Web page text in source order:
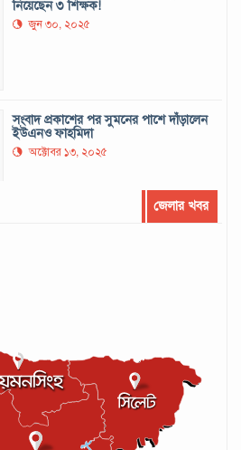
নিয়েছেন ৩ শিক্ষক!
জুন ৩০, ২০২৫
সংবাদ প্রকাশের পর সুমনের পাশে দাঁড়ালেন
ইউএনও ফাহমিদা
অক্টোবর ১৩, ২০২৫
লঙ্কান কোচকে ২০ বছরের জন্য নিষিদ্ধ ঘোষণা
সেপ্টেম্বর ২০, ২০২৪
জেলার খবর